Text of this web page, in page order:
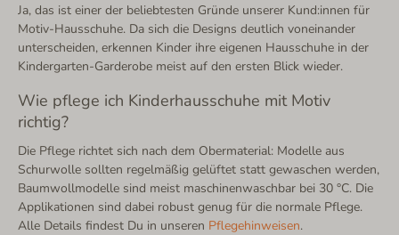
Ja, das ist einer der beliebtesten Gründe unserer Kund:innen für
Motiv-Hausschuhe. Da sich die Designs deutlich voneinander
unterscheiden, erkennen Kinder ihre eigenen Hausschuhe in der
Kindergarten-Garderobe meist auf den ersten Blick wieder.
Wie pflege ich Kinderhausschuhe mit Motiv
richtig?
Die Pflege richtet sich nach dem Obermaterial: Modelle aus
Schurwolle sollten regelmäßig gelüftet statt gewaschen werden,
Baumwollmodelle sind meist maschinenwaschbar bei 30 °C. Die
Applikationen sind dabei robust genug für die normale Pflege.
Alle Details findest Du in unseren Pflegehinweisen.